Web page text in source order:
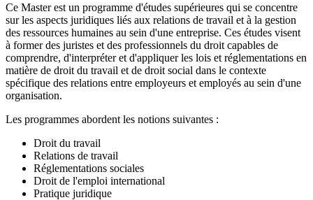
Ce Master est un programme d'études supérieures qui se concentre
sur les aspects juridiques liés aux relations de travail et à la gestion
des ressources humaines au sein d'une entreprise. Ces études visent
à former des juristes et des professionnels du droit capables de
comprendre, d'interpréter et d'appliquer les lois et réglementations en
matière de droit du travail et de droit social dans le contexte
spécifique des relations entre employeurs et employés au sein d'une
organisation.
Les programmes abordent les notions suivantes :
Droit du travail
Relations de travail
Réglementations sociales
Droit de l'emploi international
Pratique juridique